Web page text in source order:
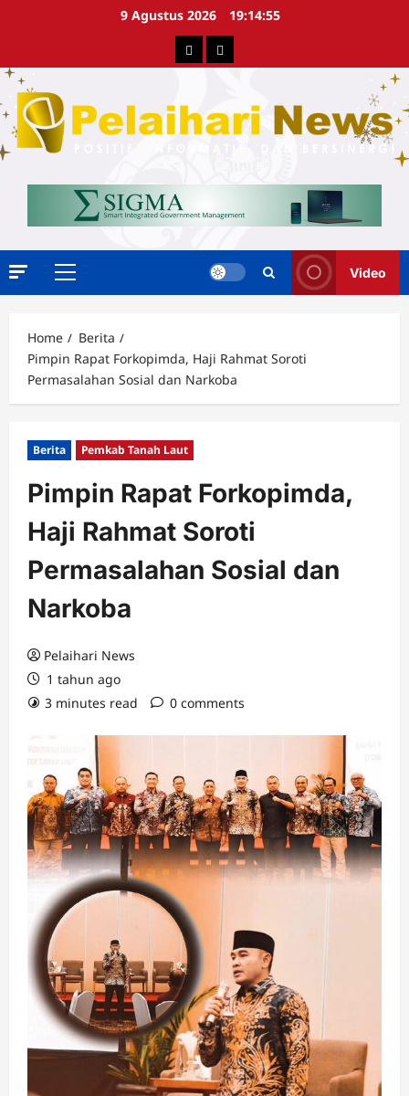
9 Agustus 2026 19:14:56
Berita Advertorial
Primary
Video
Home
Berita
Pimpin Rapat Forkopimda, Haji Rahmat Soroti
Permasalahan Sosial dan Narkoba
Berita Pemkab Tanah Laut
Pimpin Rapat Forkopimda,
Haji Rahmat Soroti
Permasalahan Sosial dan
Narkoba
Pelaihari News
1 tahun ago
3 minutes read
0 comments